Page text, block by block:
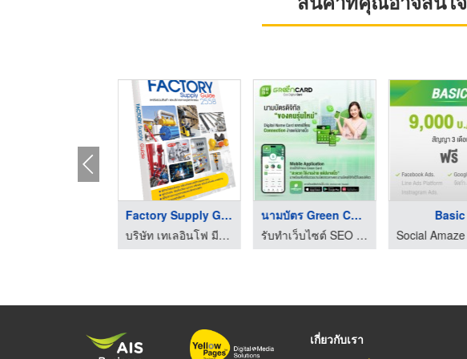
Factory Supply Guide
บริษัท เทเลอินโฟ มีเดีย จำกัด(มหาชน)
นามบัตร Green Card E ...
รับทำเว็บไซต์ SEO การตลาดออนไลน์
Basic
เกี่ยวกับเรา